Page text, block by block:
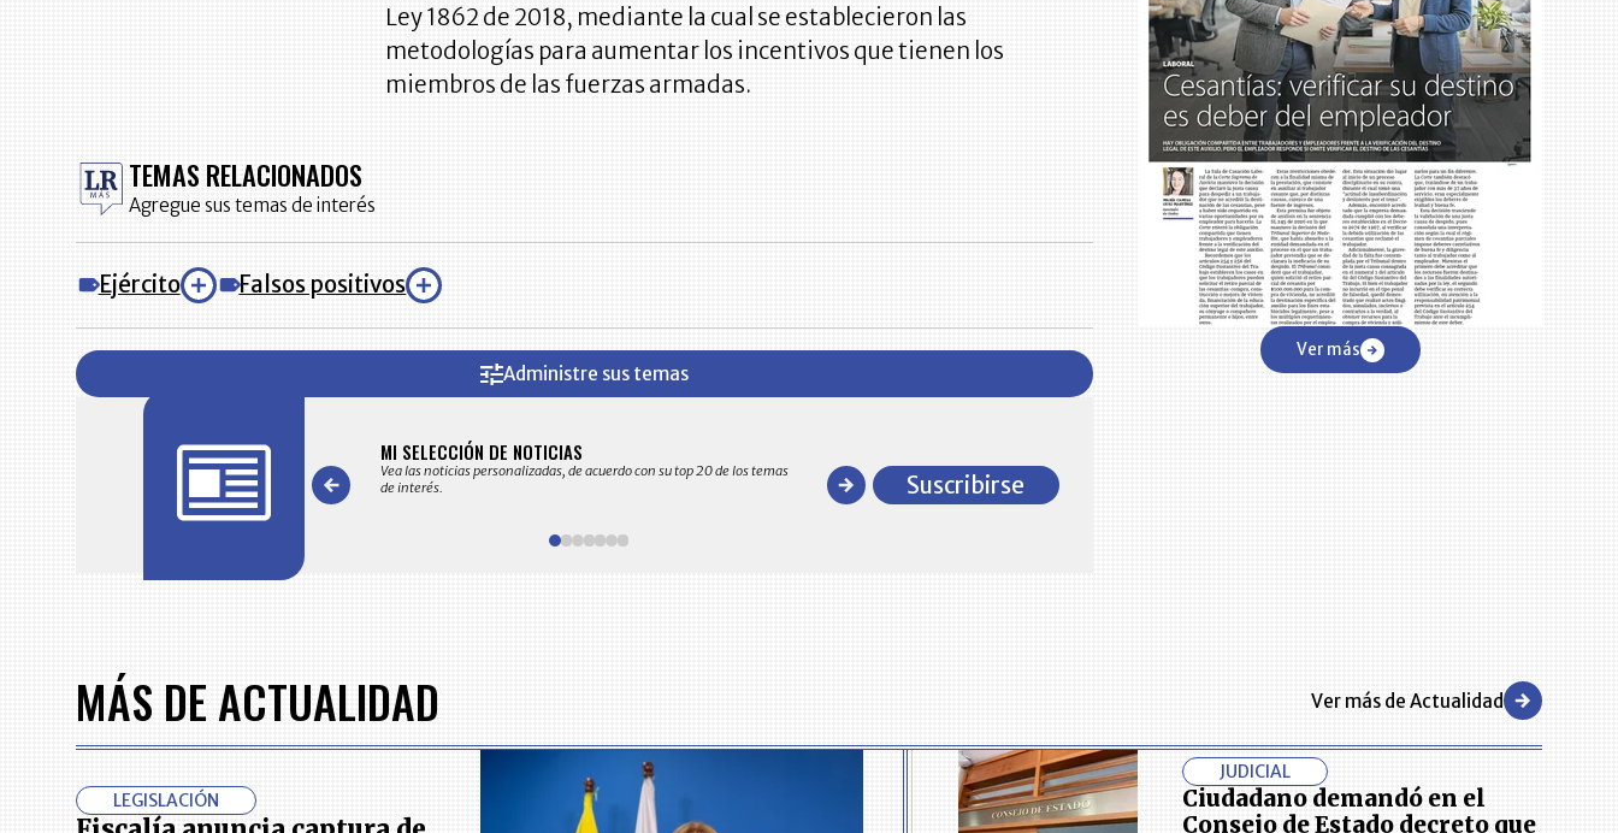
Ley 1862 de 2018, mediante la cual se establecieron las
metodologías para aumentar los incentivos que tienen los
miembros de las fuerzas armadas.
Ver más
TEMAS RELACIONADOS
Agregue sus temas de interés
Ejército Falsos positivos
Administre sus temas
en su correo electrónico las noticias seleccionadas por nuestro
MI SELECCIÓN DE NOTICIAS
Vea las noticias personalizadas, de acuerdo con su top 20 de los temas
de interés.
comportamiento general y detallado de las 10.000 primeras empresas
en ventas en ColombiaSuscribirse
MÁS DE ACTUALIDAD Ver más de Actualidad
LEGISLACIÓN
JUDICIAL
Ciudadano demandó en el
Consejo de Estado decreto que